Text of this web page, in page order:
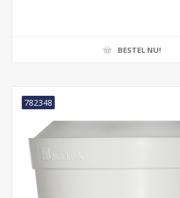
BESTEL NU!
782348